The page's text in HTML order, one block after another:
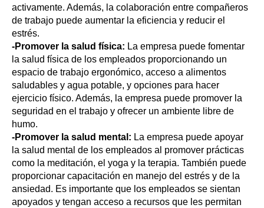
activamente. Además, la colaboración entre compañeros
de trabajo puede aumentar la eficiencia y reducir el
estrés.
-Promover la salud física: La empresa puede fomentar
la salud física de los empleados proporcionando un
espacio de trabajo ergonómico, acceso a alimentos
saludables y agua potable, y opciones para hacer
ejercicio físico. Además, la empresa puede promover la
seguridad en el trabajo y ofrecer un ambiente libre de
humo.
-Promover la salud mental: La empresa puede apoyar
la salud mental de los empleados al promover prácticas
como la meditación, el yoga y la terapia. También puede
proporcionar capacitación en manejo del estrés y de la
ansiedad. Es importante que los empleados se sientan
apoyados y tengan acceso a recursos que les permitan